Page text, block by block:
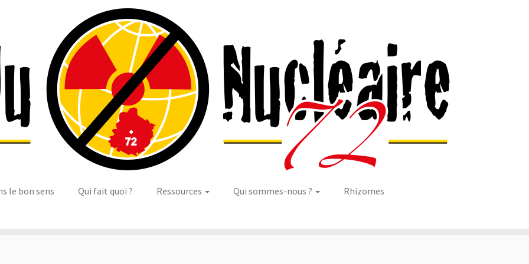
le bon sens Qui fait quoi ? Ressources Qui sommes-nous ?
Rhizomes